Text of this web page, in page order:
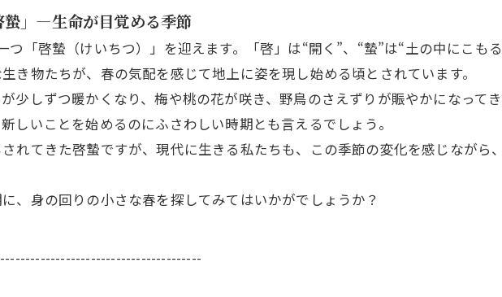
」—生命が目覚める季節
つ「啓蟄（けいちつ）」を迎えます。「啓」は“開く”、“蟄”は“土の中にこも
き物たちが、春の気配を感じて地上に姿を現し始める頃とされています。
少しずつ暖かくなり、梅や桃の花が咲き、野鳥のさえずりが賑やかになって
しいことを始めるのにふさわしい時期とも言えるでしょう。
れてきた啓蟄ですが、現代に生きる私たちも、この季節の変化を感じながら
、身の回りの小さな春を探してみてはいかがでしょうか？